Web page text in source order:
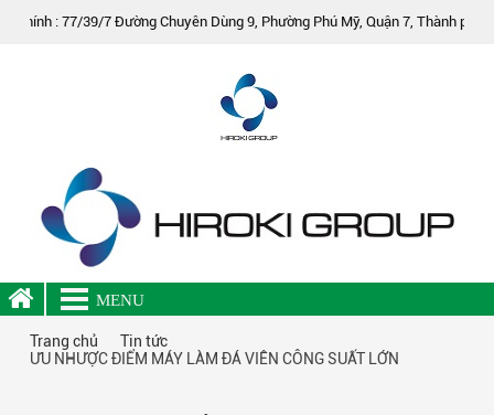
: 77/39/7 Đường Chuyên Dùng 9, Phường Phú Mỹ, Quận 7, Thành phố Hồ
MENU
Trang chủ
Tin tức
ƯU NHƯỢC ĐIỂM MÁY LÀM ĐÁ VIÊN CÔNG SUẤT LỚN